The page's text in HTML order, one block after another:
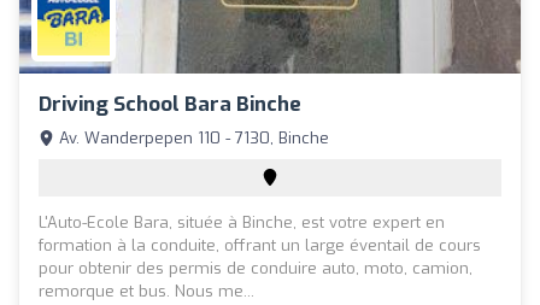
Driving School Bara Binche
Av. Wanderpepen 110 - 7130, Binche
L'Auto-Ecole Bara, située à Binche, est votre expert en
formation à la conduite, offrant un large éventail de cours
pour obtenir des permis de conduire auto, moto, camion,
remorque et bus. Nous me...